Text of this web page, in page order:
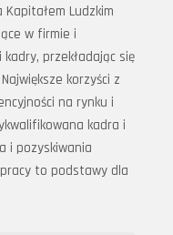
Ludzkim
w firmie i
przekładając się
korzyści z
na rynku i
kadra i
i pozyskiwania
to podstawy dla